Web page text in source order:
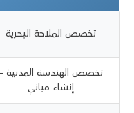
تخصص الملاحة البحرية
تخصص الهندسة المدنية
إنشاء مباني